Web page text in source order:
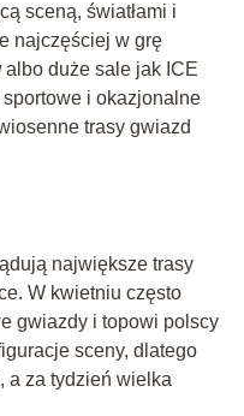
sceną, światłami i
najczęściej w grę
albo duże sale jak ICE
i okazjonalne
trasy gwiazd
największe trasy
W kwietniu często
gwiazdy i topowi polscy
sceny, dlatego
a za tydzień wielka